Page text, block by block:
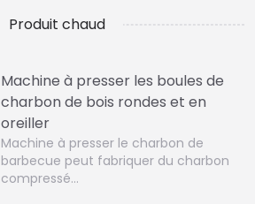
Produit chaud
Machine à presser les boules de
charbon de bois rondes et en
oreiller
Machine à presser le charbon de
barbecue peut fabriquer du charbon
compressé…